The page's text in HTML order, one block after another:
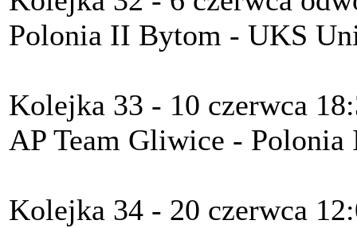
Polonia II Bytom - UKS
Kolejka 33 - 10 czerwca
AP Team Gliwice -
Kolejka 34 - 20 czerwca